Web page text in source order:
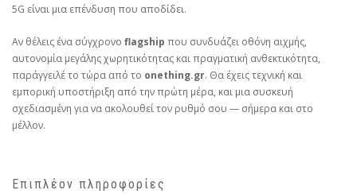
5G είναι μια επένδυση που αποδίδει.
Αν θέλεις ένα σύγχρονο flagship που συνδυάζει οθόνη αιχμής,
αυτονομία μεγάλης χωρητικότητας και πραγματική ανθεκτικότητα,
παράγγειλέ το τώρα από το onething.gr. Θα έχεις τεχνική και
εμπορική υποστήριξη από την πρώτη μέρα, και μια συσκευή
σχεδιασμένη για να ακολουθεί τον ρυθμό σου — σήμερα και στο
μέλλον.
Επιπλέον πληροφορίες